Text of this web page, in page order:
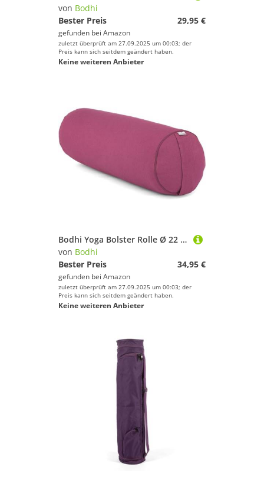
von Bodhi
Bester Preis
29,95 €
gefunden bei Amazon
zuletzt überprüft am 27.09.2025 um 00:03; der
Preis kann sich seitdem geändert haben.
Keine weiteren Anbieter
Bodhi Yoga Bolster Rolle Ø 22 cm | Yogarolle mit Bio-Dinkelfüllung | Yogakissen für Restorative & Yin Yoga | Waschbarer Bezug aus Baumwolle | Pilates Kissen mit Trageschlaufe (aubergine)
von Bodhi
Bester Preis
34,95 €
gefunden bei Amazon
zuletzt überprüft am 27.09.2025 um 00:03; der
Preis kann sich seitdem geändert haben.
Keine weiteren Anbieter